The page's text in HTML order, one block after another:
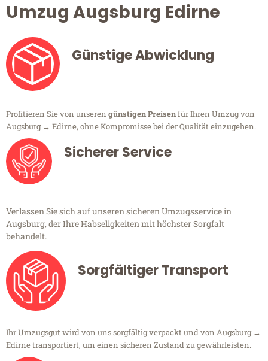
Umzug Augsburg Edirne
Günstige Abwicklung
Profitieren Sie von unseren günstigen Preisenfür Ihren Umzug von
Augsburg → Edirne, ohne Kompromisse bei der Qualität einzugehen.
Sicherer Service
Verlassen Sie sich auf unseren sicheren Umzugsservice in
Augsburg, der Ihre Habseligkeiten mit höchster Sorgfalt
behandelt.
Sorgfältiger Transport
Ihr Umzugsgut wird von uns sorgfältig verpackt und von Augsburg →
Edirne transportiert, um einen sicheren Zustand zu gewährleisten.